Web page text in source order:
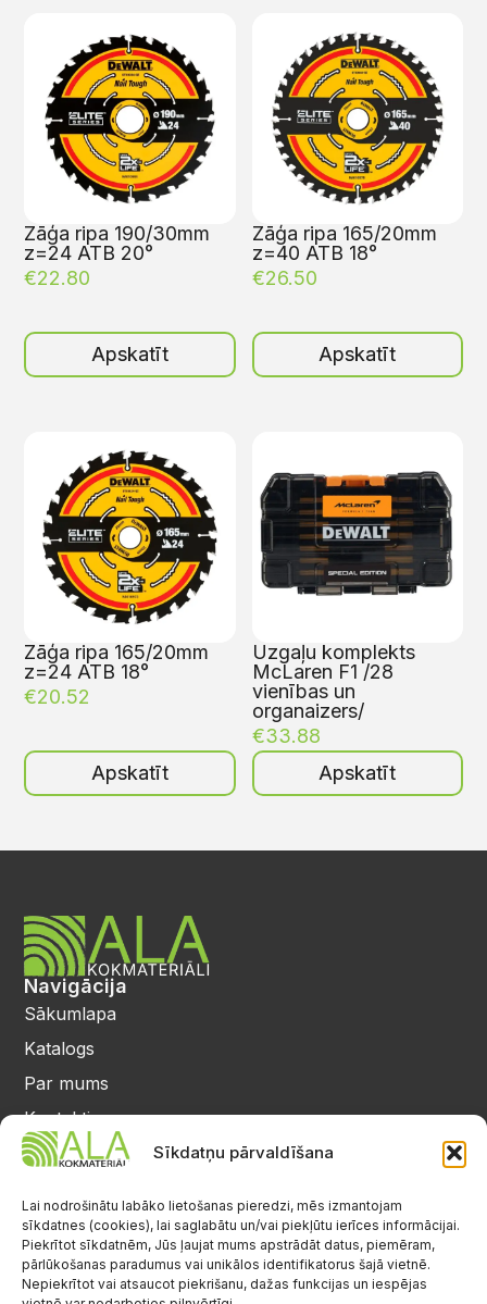
Sīkdatņu pārvaldīšana
Lai nodrošinātu labāko lietošanas pieredzi, mēs izmantojam
sīkdatnes (cookies), lai saglabātu un/vai piekļūtu ierīces informācijai.
Piekrītot sīkdatnēm, Jūs ļaujat mums apstrādāt datus, piemēram,
pārlūkošanas paradumus vai unikālos identifikatorus šajā vietnē.
Nepiekrītot vai atsaucot piekrišanu, dažas funkcijas un iespējas
Zāģa ripa 190/30mm
z=24 ATB 20°
€22.80
Apskatīt
Zāģa ripa 165/20mm
z=40 ATB 18°
€26.50
Apskatīt
Zāģa ripa 165/20mm
z=24 ATB 18°
€20.52
Apskatīt
Uzgaļu komplekts
McLaren F1 /28
vienības un
organaizers/
€33.88
Apskatīt
Navigācija
Sākumlapa
Katalogs
Par mums
Kontakti
Privātuma politika
25 64 17 98
info@alalignea.lv
Daugavas iela 28, Mārupe